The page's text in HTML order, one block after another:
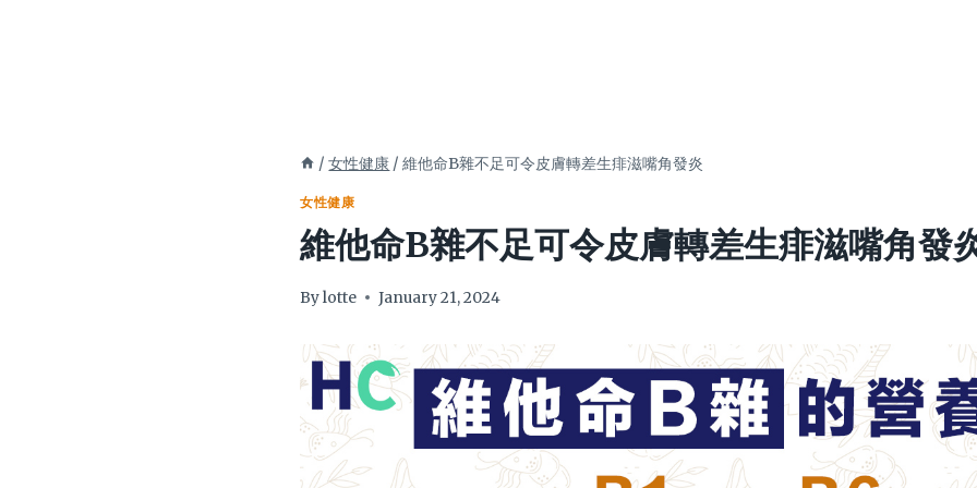
/ 女性健康 / 維他命B雜不足可令皮膚轉差生痱滋嘴角發炎
女性健康
維他命B雜不足可令皮膚轉差生痱滋嘴角發
Bylotte January 21, 2024